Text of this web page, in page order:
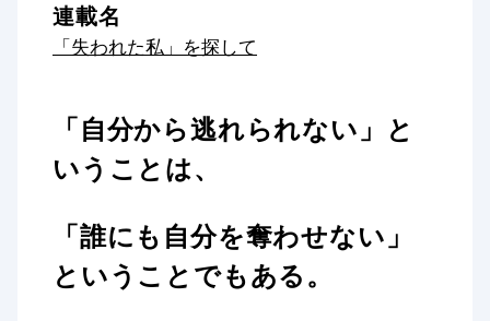
連載名
「失われた私」を探して
「自分から逃れられない」と
いうことは、
「誰にも自分を奪わせない」
ということでもある。